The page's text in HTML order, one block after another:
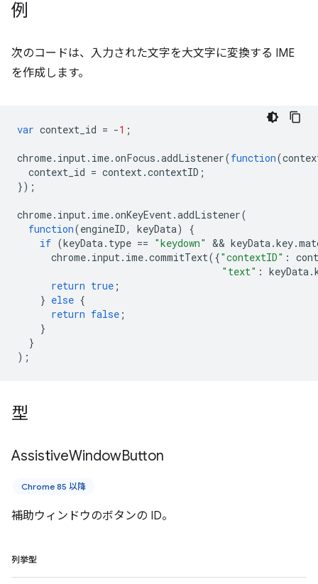
例
次のコードは、入力された文字を大文字に変換する IME
を作成します。
var context_id = -1 ;
chrome. input. ime.onFocus .addListener(function(
context_id = context.contextID ;
});
chrome. input. ime.onKeyEvent.addListener(
function(engineID, keyData)
{
if (keyData. type == "keydown" && keyData.key.
chrome. input. ime.commitText({"contextID" :
"text" : keyData.
return true ;
} else {
return false ;
}
}
);
型
AssistiveWindowButton
Chrome 85 以降
補助ウィンドウのボタンの ID。
列挙型